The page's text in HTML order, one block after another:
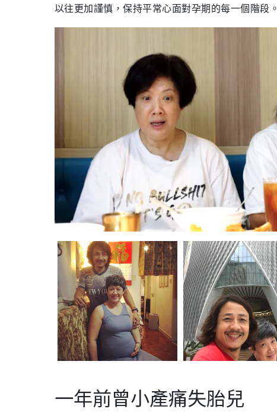
以往更加謹慎，保持平常心面對孕期的每一個階段。
一年前曾小產痛失胎兒